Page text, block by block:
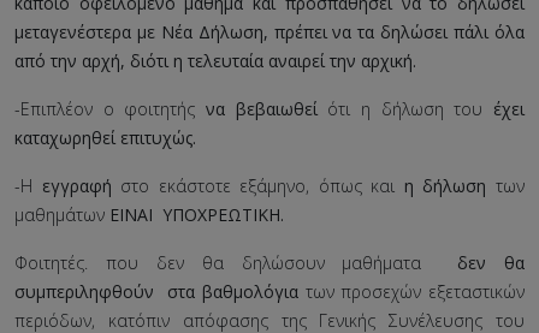
μεταγενέστερα με Νέα Δήλωση, πρέπει να τα δηλώσει πάλι όλα
από την αρχή, διότι η τελευταία αναιρεί την αρχική.
-Επιπλέον ο φοιτητής να βεβαιωθεί ότι η δήλωση του έχει
καταχωρηθεί επιτυχώς.
-Η εγγραφή στο εκάστοτε εξάμηνο, όπως και η δήλωση των
μαθημάτων ΕΙΝΑΙ ΥΠΟΧΡΕΩΤΙΚΗ.
Φοιτητές. που δεν θα δηλώσουν μαθήματα δεν θα
συμπεριληφθούν στα βαθμολόγια των προσεχών εξεταστικών
περιόδων, κατόπιν απόφασης της Γενικής Συνέλευσης του